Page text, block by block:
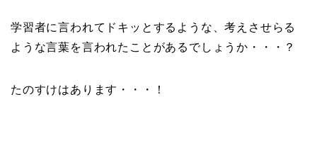
学習者に言われてドキッとするような、考えさせらる
ような言葉を言われたことがあるでしょうか・・・？
たのすけはあります・・・！